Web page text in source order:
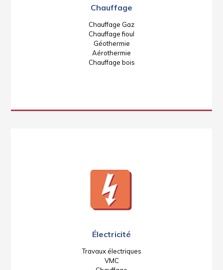
Chauffage
Chauffage Gaz
Chauffage fioul
Géothermie
Aérothermie
Chauffage bois
Électricité
Travaux électriques
VMC